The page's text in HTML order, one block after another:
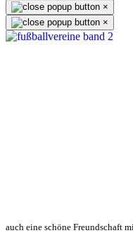
×
×
auch eine schöne Freundschaft